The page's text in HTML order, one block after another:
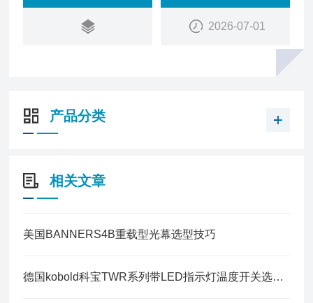
2026-07-01
产品分类
相关文章
美国BANNERS4B重载型光幕选型技巧
德国kobold科宝TWR系列带LED指示灯温度开关选型和安装的注意事项